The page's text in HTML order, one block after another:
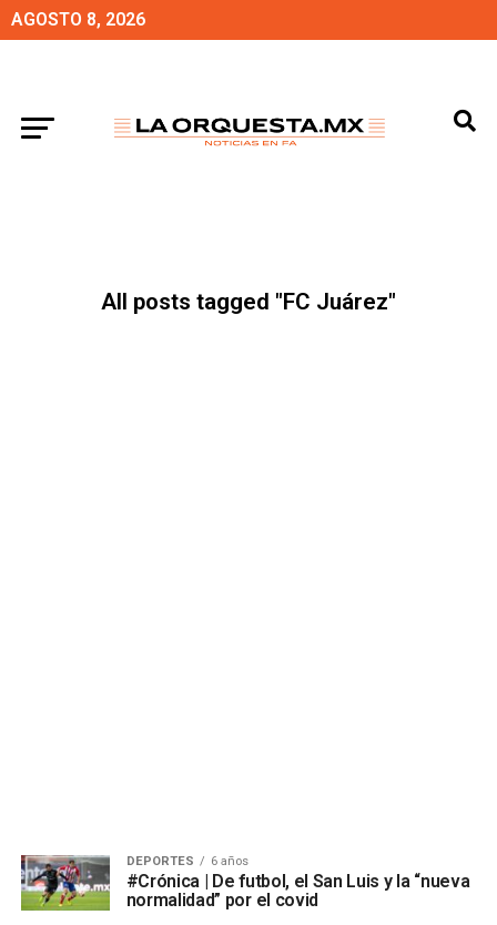
AGOSTO 8, 2026
All posts tagged "FC Juárez"
DEPORTES 6 años
#Crónica | De futbol, el San Luis y la “nueva
normalidad” por el covid